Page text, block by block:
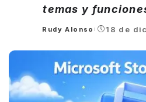
temas y
Posted
Rudy Alonso 18 de